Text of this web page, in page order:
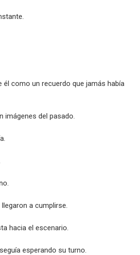
él como un recuerdo que jamás había
imágenes del pasado.
a cumplirse.
hacia el escenario.
esperando su turno.